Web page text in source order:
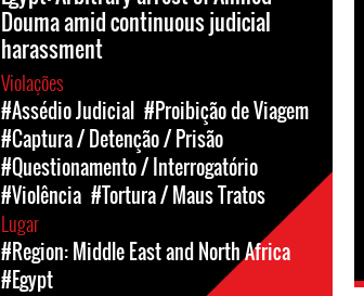
Douma amid continuous judicial
harassment
Violações
#Assédio Judicial #Proibição de Viagem
#Captura / Detenção / Prisão
#Questionamento / Interrogatório
#Violência #Tortura / Maus Tratos
Lugar
#Region: Middle East and North Africa
#Egypt